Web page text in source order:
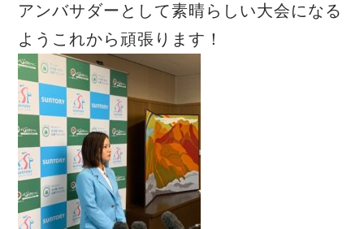
アンバサダーとして素晴らしい大会になる
ようこれから頑張ります！